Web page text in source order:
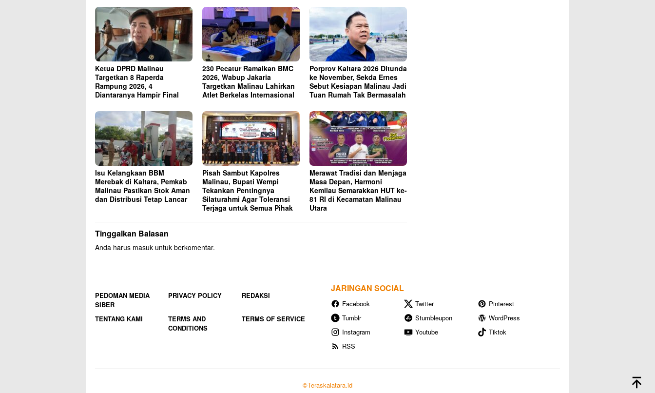
Ketua DPRD Malinau
Targetkan 8 Raperda
Rampung 2026, 4
Diantaranya Hampir Final
230 Pecatur Ramaikan BMC
2026, Wabup Jakaria
Targetkan Malinau Lahirkan
Atlet Berkelas Internasional
Porprov Kaltara 2026 Ditunda
ke November, Sekda Ernes
Sebut Kesiapan Malinau Jadi
Tuan Rumah Tak Bermasalah
Isu Kelangkaan BBM
Merebak di Kaltara, Pemkab
Malinau Pastikan Stok Aman
dan Distribusi Tetap Lancar
Pisah Sambut Kapolres
Malinau, Bupati Wempi
Tekankan Pentingnya
Silaturahmi Agar Toleransi
Terjaga untuk Semua Pihak
Merawat Tradisi dan Menjaga
Masa Depan, Harmoni
Kemilau Semarakkan HUT ke-
81 RI di Kecamatan Malinau
Utara
Tinggalkan Balasan
Anda harus masuk untuk berkomentar.
PEDOMAN MEDIA
SIBER
PRIVACY POLICY REDAKSI
TENTANG KAMI
TERMS AND
CONDITIONS
TERMS OF SERVICE
JARINGAN SOCIAL
Facebook Twitter
Pinterest
Tumblr
Stumbleupon
WordPress
Instagram
Youtube
Tiktok
RSS
©Teraskalatara.id